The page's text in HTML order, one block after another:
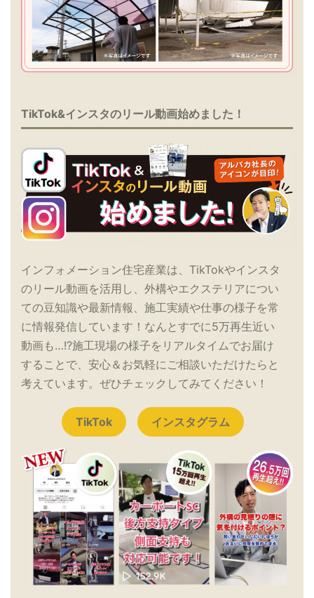
TikTok&インスタのリール動画始めました！
インフォメーション住宅産業は、TikTokやインスタ
のリール動画を活用し、外構やエクステリアについ
ての豆知識や最新情報、施工実績や仕事の様子を常
に情報発信しています！なんとすでに5万再生近い
動画も…!?施工現場の様子をリアルタイムでお届け
することで、安心＆お気軽にご相談いただけたらと
考えています。ぜひチェックしてみてください！
TikTok インスタグラム